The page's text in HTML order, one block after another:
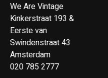
We Are Vintage
Kinkerstraat 193 &
Eerste van
Swindenstraat 43
Amsterdam
020 785 2777